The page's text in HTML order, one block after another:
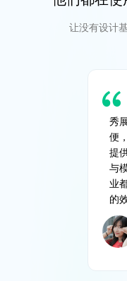
让没有设计
秀
便
提
与
业
的